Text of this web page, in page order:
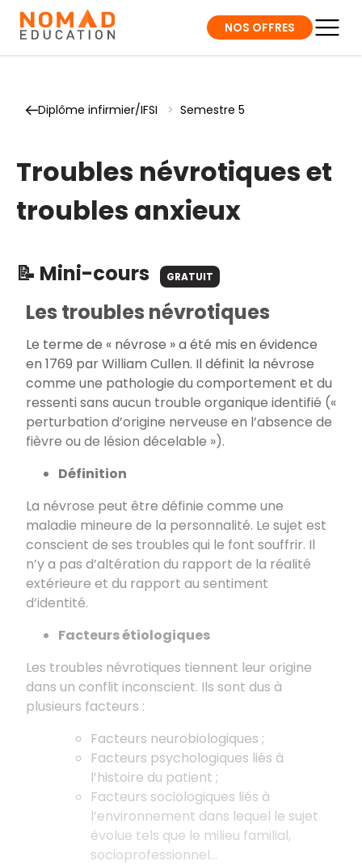
NOS OFFRES
Diplôme infirmier/IFSI > Semestre 5
Troubles névrotiques et
troubles anxieux
📝 Mini-cours GRATUIT
Les troubles névrotiques
Le terme de « névrose » a été mis en évidence
en 1769 par William Cullen. Il définit la névrose
comme une pathologie du comportement et du
ressenti sans aucun trouble organique identifié («
perturbation d’origine nerveuse en l’absence de
fièvre ou de lésion décelable »).
Définition
La névrose peut être définie comme une
maladie mineure de la personnalité. Le sujet est
conscient de ses troubles qui le font souffrir. Il
n’y a pas d’altération du rapport de la réalité
extérieure et du rapport au sentiment
d’identité.
Facteurs étiologiques
Les troubles névrotiques tiennent leur origine
dans un conflit inconscient. Ils sont dus à
plusieurs facteurs :
Facteurs neurobiologiques ;
Facteurs psychologiques liés à
l’histoire du patient ;
Facteurs sociologiques liés à
l’environnement dans lequel le sujet
évolue tels que le milieu familial,
socioprofessionnel...